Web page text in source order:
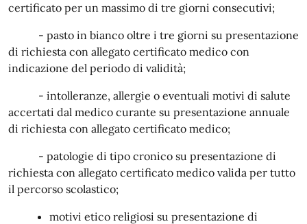
certificato per un massimo di tre giorni consecutivi;
- pasto in bianco oltre i tre giorni su presentazione
di richiesta con allegato certificato medico con
indicazione del periodo di validità;
- intolleranze, allergie o eventuali motivi di salute
accertati dal medico curante su presentazione annuale
di richiesta con allegato certificato medico;
- patologie di tipo cronico su presentazione di
richiesta con allegato certificato medico valida per tutto
il percorso scolastico;
motivi etico religiosi su presentazione di